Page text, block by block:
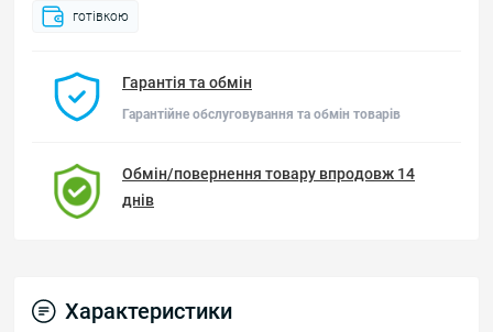
готівкою
Гарантія та обмін
Гарантійне обслуговування та обмін товарів
Обмін/повернення товару впродовж 14
днів
Характеристики